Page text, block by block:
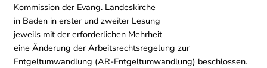
Kommission der Evang. Landeskirche
in Baden in erster und zweiter Lesung
jeweils mit der erforderlichen Mehrheit
eine Änderung der Arbeitsrechtsregelung zur
Entgeltumwandlung (AR-Entgeltumwandlung) beschlossen.